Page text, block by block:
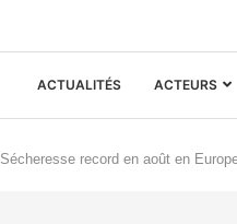
ACTUALITÉS ACTEURS
Sécheresse record en août en